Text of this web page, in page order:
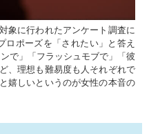
象に行われたアンケート調査に
ロポーズを「されたい」と答え
で」「フラッシュモブで」「彼
、理想も難易度も人それぞれで
嬉しいというのが女性の本音の